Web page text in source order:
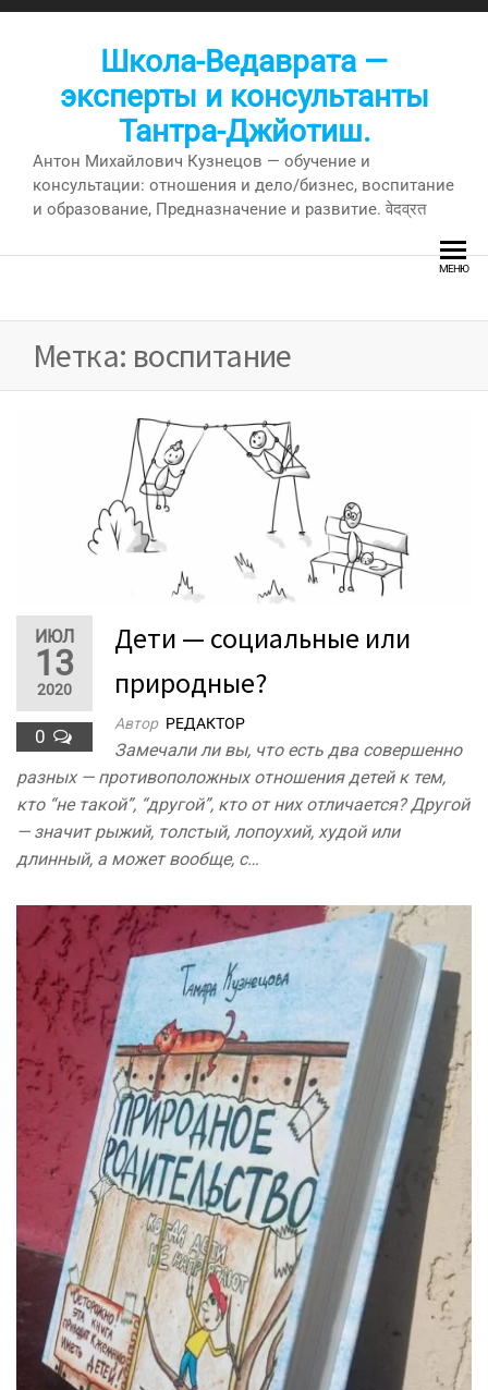
Перейти
Школа-Ведаврата —
эксперты и консультанты
Тантра-Джйотиш.
Антон Михайлович Кузнецов — обучение и
консультации: отношения и дело/бизнес, воспитание
и образование, Предназначение и развитие. वेदव्रत
МЕНЮ
Метка: воспитание
ИЮЛ
13
2020
0
Дети — социальные или
природные?
Автор РЕДАКТОР
Замечали ли вы, что есть два совершенно
разных — противоположных отношения детей к тем,
кто “не такой”, “другой”, кто от них отличается? Другой
— значит рыжий, толстый, лопоухий, худой или
длинный, а может вообще, с…